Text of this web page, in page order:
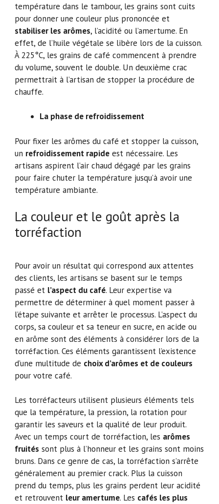
température dans le tambour, les grains sont cuits
pour donner une couleur plus prononcée et
stabiliser les arômes, l’acidité ou l’amertume. En
effet, de l’huile végétale se libère lors de la cuisson.
À 225°C, les grains de café commencent à prendre
du volume, souvent le double. Un deuxième crac
permettrait à l’artisan de stopper la procédure de
chauffe.
La phase de refroidissement
Pour fixer les arômes du café et stopper la cuisson,
un refroidissement rapide est nécessaire. Les
artisans aspirent l’air chaud dégagé par les grains
pour faire chuter la température jusqu’à avoir une
température ambiante.
La couleur et le goût après la
torréfaction
Pour avoir un résultat qui correspond aux attentes
des clients, les artisans se basent sur le temps
passé et l’aspect du café. Leur expertise va
permettre de déterminer à quel moment passer à
l’étape suivante et arrêter le processus. L’aspect du
corps, sa couleur et sa teneur en sucre, en acide ou
en arôme sont des éléments à considérer lors de la
torréfaction. Ces éléments garantissent l’existence
d’une multitude de choix d’arômes et de couleurs
pour votre café.
Les torréfacteurs utilisent plusieurs éléments tels
que la température, la pression, la rotation pour
garantir les saveurs et la qualité de leur produit.
Avec un temps court de torréfaction, les arômes
fruités sont plus à l’honneur et les grains sont moins
bruns. Dans ce genre de cas, la torréfaction s’arrête
généralement au premier crack. Plus la cuisson
prend du temps, plus les grains perdent leur acidité
et retrouvent leur amertume. Les cafés les plus